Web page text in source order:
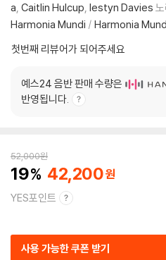
a Caitlin Hulcup Iestyn Davies
Harmonia Mundi / Harmonia
첫번째 리뷰어가 되어주세요
예스24 음반 판매 수량은
반영됩니다.
52,000원
19 42,200
YES포인트
사용 가능한 쿠폰 받기